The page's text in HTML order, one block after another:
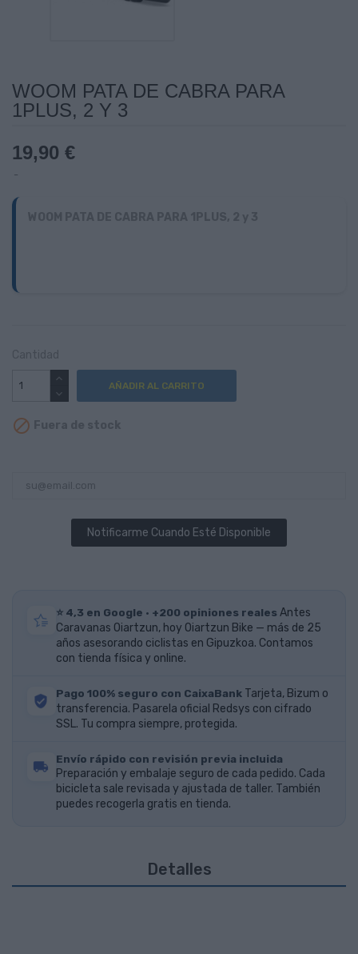
WOOM PATA DE CABRA PARA
1PLUS, 2 Y 3
19,90 €
AÑADIR AL CARRITO

Notificarme Cuando Esté Disponible
⭐ 4,3 en Google · +200 opiniones reales Antes
Caravanas Oiartzun, hoy Oiartzun Bike — más de 25
años asesorando ciclistas en Gipuzkoa. Contamos
con tienda física y online.
Pago 100% seguro con CaixaBank Tarjeta, Bizum o
transferencia. Pasarela oficial Redsys con cifrado
SSL. Tu compra siempre, protegida.
Envío rápido con revisión previa incluida
Preparación y embalaje seguro de cada pedido. Cada
bicicleta sale revisada y ajustada de taller. También
puedes recogerla gratis en tienda.
Detalles